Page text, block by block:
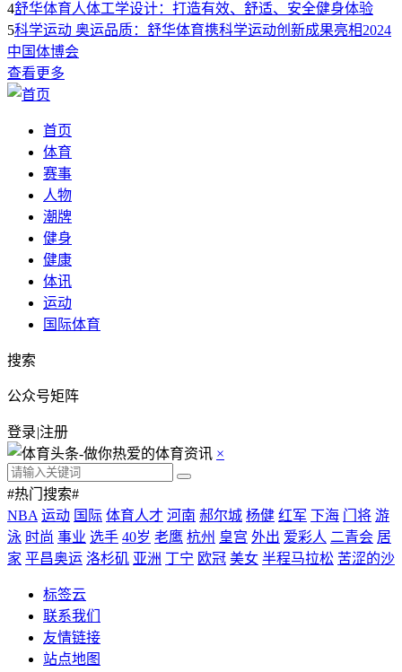
4舒华体育人体工学设计：打造有效、舒适、安全健身体验
5科学运动 奥运品质：舒华体育携科学运动创新成果亮相2024
中国体博会
查看更多
首页
体育
赛事
人物
潮牌
健身
健康
体讯
运动
国际体育
搜索
公众号矩阵
登录|注册
×
#热门搜索#
NBA 运动 国际 体育人才 河南 郝尔城 杨健 红军 下海 门将 游
泳 时尚 事业 选手 40岁 老鹰 杭州 皇宫 外出 爱彩人 二青会 居
家 平昌奥运 洛杉矶 亚洲 丁宁 欧冠 美女 半程马拉松 苦涩的沙
标签云
联系我们
友情链接
站点地图